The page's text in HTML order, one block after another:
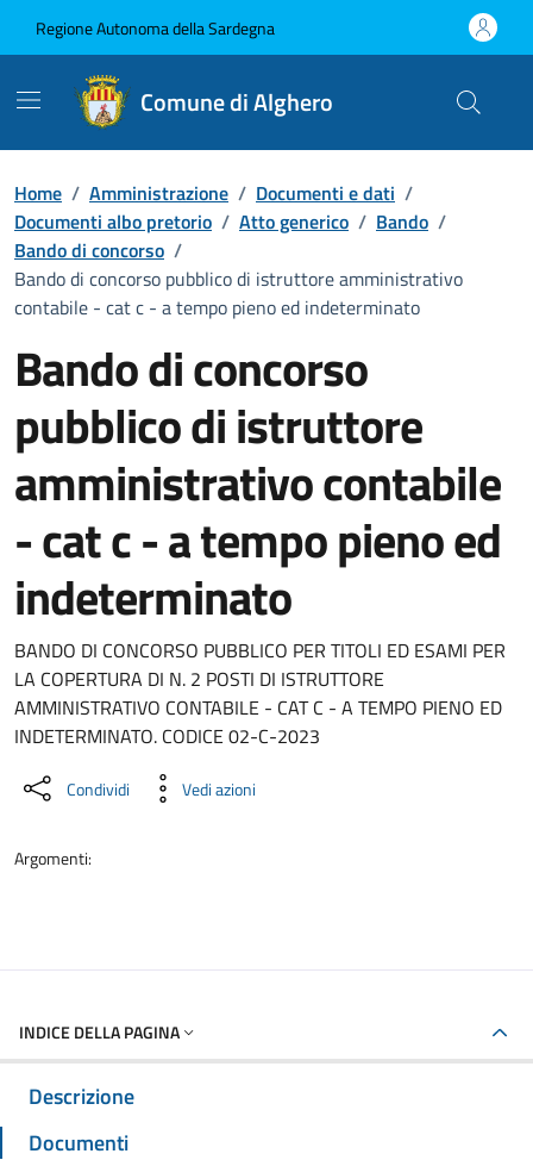
Regione Autonoma della Sardegna
Comune di Alghero
Home / Amministrazione / Documenti e dati /
Documenti albo pretorio / Atto generico / Bando /
Bando di concorso /
Bando di concorso pubblico di istruttore amministrativo
contabile - cat c - a tempo pieno ed indeterminato
Bando di concorso
pubblico di istruttore
amministrativo contabile
- cat c - a tempo pieno ed
indeterminato
Dettaglio del documento
BANDO DI CONCORSO PUBBLICO PER TITOLI ED ESAMI PER
LA COPERTURA DI N. 2 POSTI DI ISTRUTTORE
AMMINISTRATIVO CONTABILE - CAT C - A TEMPO PIENO ED
INDETERMINATO. CODICE 02-C-2023
Condividi Vedi azioni
Argomenti:
INDICE DELLA PAGINA
Descrizione
Documenti